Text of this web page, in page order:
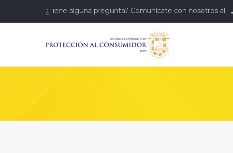
¿Tiene alguna pregunta? Comunícate con nosotros al